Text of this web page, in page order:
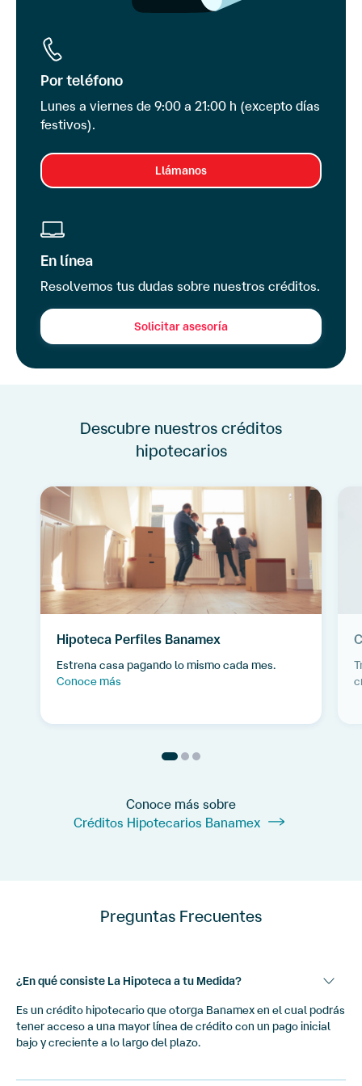
Por teléfono
Lunes a viernes de 9:00 a 21:00 h (excepto días
festivos).
Llámanos
En línea
Resolvemos tus dudas sobre nuestros créditos.
Solicitar asesoría
Descubre nuestros créditos
hipotecarios
Hipoteca Perfiles Banamex
Estrena casa pagando lo mismo cada mes.
Conoce más
Conoce más sobre
Créditos Hipotecarios Banamex
Preguntas Frecuentes
¿En qué consiste La Hipoteca a tu Medida?
Es un crédito hipotecario que otorga Banamex en el cual podrás
tener acceso a una mayor línea de crédito con un pago inicial
bajo y creciente a lo largo del plazo.